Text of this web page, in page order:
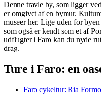
Denne travle by, som ligger
er omgivet af en bymur.
museer her. Lige uden for
som også er kendt som et af
udflugter i Faro kan du nyde
drag.
Ture i Faro: en
Faro cykeltur: Ria